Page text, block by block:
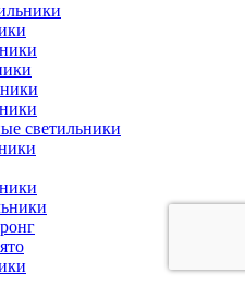
светильники